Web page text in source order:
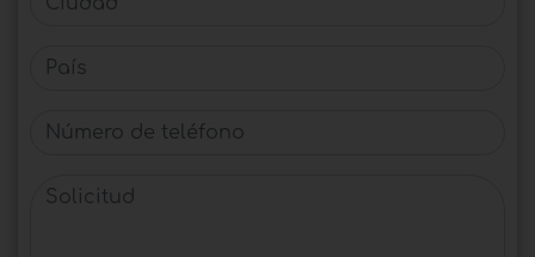
País
Número de teléfono
Solicitud